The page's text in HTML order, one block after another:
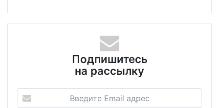
Подпишитесь
на рассылку